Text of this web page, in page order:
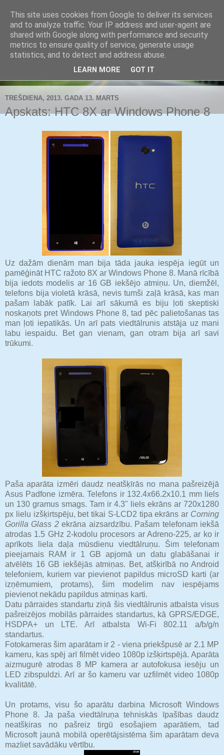
Buldozers.Lv
Subjektīvi par svarīgāko.
TREŠDIENA, 2013. GADA 13. MARTS
Apskats: HTC 8X ar Windows Phone 8
Uz dažām dienām man bija tāda jauka iespēja iegūt un
pamēģināt HTC ražoto 8X ar Windows Phone 8. Manā rīcībā
bija iedots modelis ar 16 GB iekšējo atmiņu. Un, diemžēl,
telefons bija violetā krāsā, nevis tumši zaļā krāsā, kas man
pašam labāk patīk. Lai arī sākumā es biju ļoti skeptiski
noskaņots pret Windows Phone 8, tad pēc palietošanas tas
man ļoti iepatikās. Un arī pats viedtālrunis atstāja uz mani
labu iespaidu. Bet gan vienam, gan otram bija arī savi
trūkumi.
Paša aparāta izmēri daudz neatšķīrās no mana pašreizējā
Asus Padfone izmēra. Telefons ir 132.4x66.2x10.1 mm liels
un 130 gramus smags. Tam ir 4.3" liels ekrāns ar 720x1280
px lielu izšķirtspēju, bet tikai S-LCD2 tipa ekrāns ar Corning
Gorilla Glass 2ekrāna aizsardzību. Pašam telefonam iekšā
atrodas 1.5 GHz 2-kodolu procesors ar Adreno-225, ar ko ir
aprīkots liela daļa mūsdienu viedtālruņu. Šim telefonam
pieejamais RAM ir 1 GB apjomā un datu glabāšanai ir
atvēlēts 16 GB iekšējās atmiņas. Bet, atšķirībā no Android
telefoniem, kuriem var pievienot papildus microSD karti (ar
izņēmumiem, protams), šim modelim nav iespējams
pievienot nekādu papildus atmiņas karti.
Datu pārraides standartu ziņā šis viedtālrunis atbalsta visus
pašreizējos mobilās pārraides standartus, kā GPRS/EDGE,
HSDPA+ un LTE. Arī atbalsta Wi-Fi 802.11 a/b/g/n
standartus.
Fotokameras šim aparātam ir 2 - viena priekšpusē ar 2.1 MP
kameru, kas spēj arī filmēt video 1080p izšķirtspējā. Aparāta
aizmugurē atrodas 8 MP kamera ar autofokusa iesēju un
LED zibspuldzi. Arī ar šo kameru var uzfilmēt video 1080p
kvalitātē.
Un protams, visu šo aparātu darbina Microsoft Windows
Phone 8. Ja paša viedtālruņa tehniskās īpašības daudz
neatšķiras no pašreiz tirgū esošajiem aparātiem, tad
Microsoft jaunā mobilā operētājsistēma šim aparātam deva
mazliet savādāku vērtību.
This site uses cookies from Google to deliver its services
and to analyze traffic. Your IP address and user-agent are
shared with Google along with performance and security
metrics to ensure quality of service, generate usage
statistics, and to detect and address abuse.
LEARN MORE GOT IT